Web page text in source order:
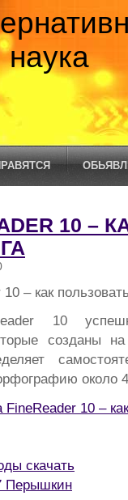
наука
10 –
– как
10
созданы
около
10 –
скачать
Перышкин